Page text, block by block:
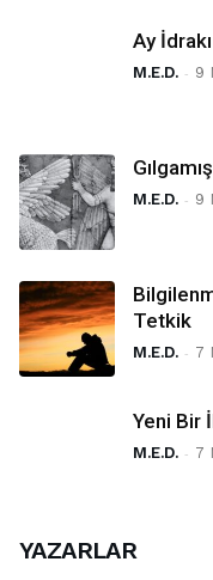
Ay İdrakı
M.E.D. - 9
M.E.D. - 9
Tetkik
M.E.D. - 7
Yeni Bir
M.E.D. - 7
YAZARLAR